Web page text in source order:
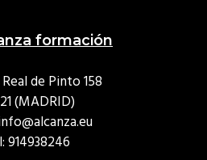
formación
de Pinto 158
(MADRID)
914938246